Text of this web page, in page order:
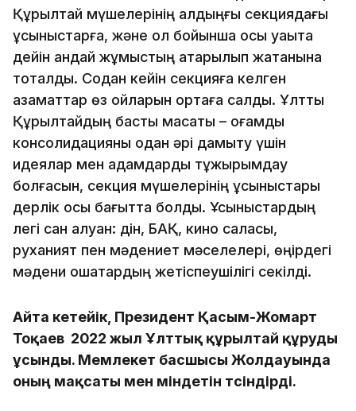
Құрылтай мүшелерінің алдыңғы секциядағы
ұсыныстарға, және ол бойынша осы уақытқа
дейін қандай жұмыстың атқарылып жатқанына
тоқталды. Содан кейін секцияға келген
азаматтар өз ойларын ортаға салды. Ұлттық
Құрылтайдың басты мақсаты – қоғамдық
консолидацияны одан әрі дамыту үшін
идеялар мен қадамдарды тұжырымдау
болғасын, секция мүшелерінің ұсыныстары
дерлік осы бағытта болды. Ұсыныстардың
легі сан алуан: дін, БАҚ, кино саласы,
руханият пен мәдениет мәселелері, өңірдегі
мәдени ошақтардың жетіспеушілігі секілді.
Айта кетейік, Президент Қасым-Жомарт
Тоқаев 2022 жыл Ұлттық құрылтай құруды
ұсынды. Мемлекет басшысы Жолдауында
оның мақсаты мен міндетін түсіндірді.